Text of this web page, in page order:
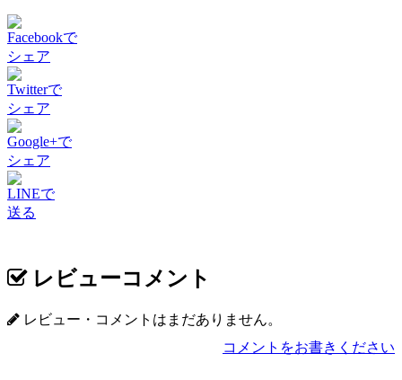
Facebookで
シェア
Twitterで
シェア
Google+で
シェア
LINEで
送る
レビューコメント
レビュー・コメントはまだありません。
コメントをお書きください